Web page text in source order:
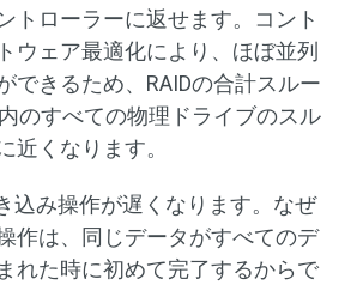
トローラーに返せます。コント
ウェア最適化により、ほぼ並列
できるため、RAIDの合計スルー
のすべての物理ドライブのスル
近くなります。
込み操作が遅くなります。なぜ
作は、同じデータがすべてのデ
れた時に初めて完了するからで